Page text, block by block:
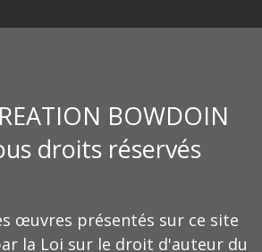
BOWDOIN
droits réservés
œuvres présentés sur ce site
la Loi sur le droit d'auteur du